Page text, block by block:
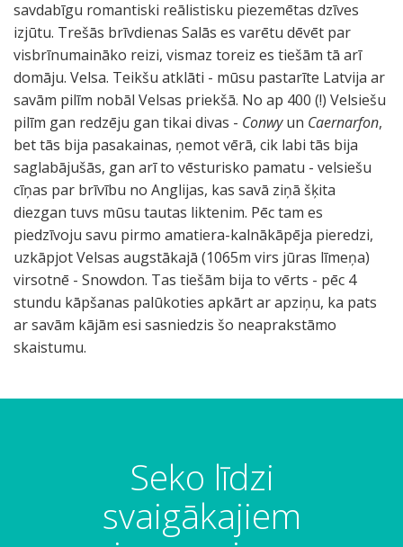
savdabīgu romantiski reālistisku piezemētas dzīves
izjūtu. Trešās brīvdienas Salās es varētu dēvēt par
visbrīnumaināko reizi, vismaz toreiz es tiešām tā arī
domāju. Velsa. Teikšu atklāti - mūsu pastarīte Latvija ar
savām pilīm nobāl Velsas priekšā. No ap 400 (!) Velsiešu
pilīm gan redzēju gan tikai divas - Conwyun Caernarfon,
bet tās bija pasakainas, ņemot vērā, cik labi tās bija
saglabājušās, gan arī to vēsturisko pamatu - velsiešu
cīņas par brīvību no Anglijas, kas savā ziņā šķita
diezgan tuvs mūsu tautas liktenim. Pēc tam es
piedzīvoju savu pirmo amatiera-kalnākāpēja pieredzi,
uzkāpjot Velsas augstākajā (1065m virs jūras līmeņa)
virsotnē - Snowdon. Tas tiešām bija to vērts - pēc 4
stundu kāpšanas palūkoties apkārt ar apziņu, ka pats
ar savām kājām esi sasniedzis šo neaprakstāmo
skaistumu.
Seko līdzi
svaigākajiem